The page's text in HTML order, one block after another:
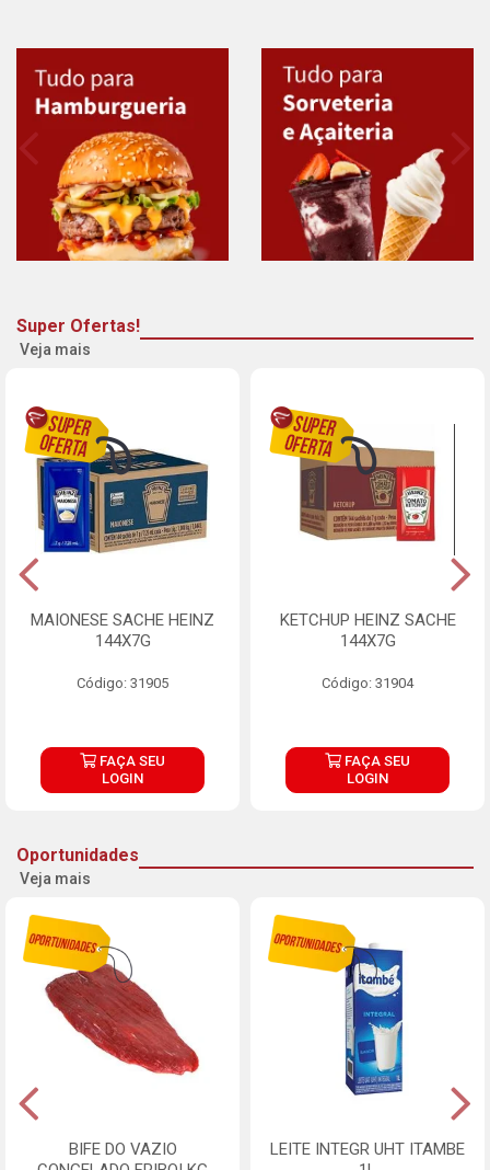
Super Ofertas!
Veja mais
MAIONESE SACHE HEINZ
144X7G
Código: 31905
FAÇA SEU
LOGIN
KETCHUP HEINZ SACHE
144X7G
Código: 31904
FAÇA SEU
LOGIN
Oportunidades
Veja mais
BIFE DO VAZIO
LEITE INTEGR UHT ITAMBE